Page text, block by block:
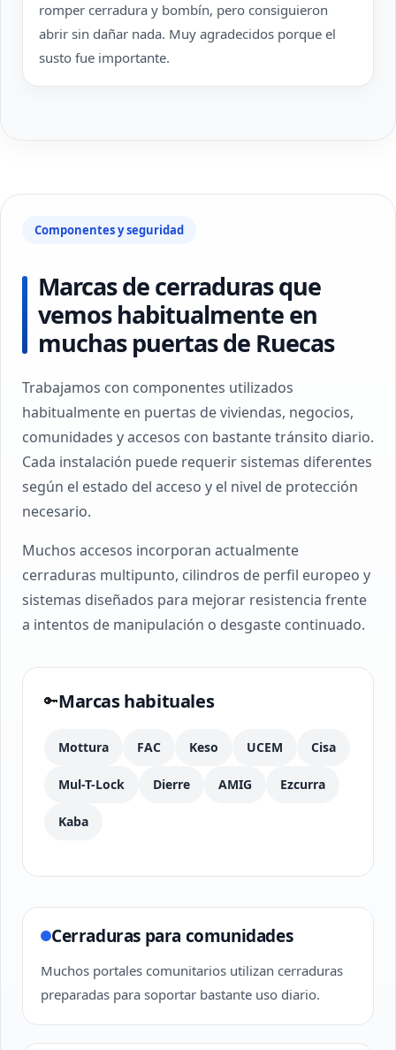
romper cerradura y bombín, pero consiguieron
abrir sin dañar nada. Muy agradecidos porque el
susto fue importante.
Componentes y seguridad
Marcas de cerraduras que
vemos habitualmente en
muchas puertas de Ruecas
Trabajamos con componentes utilizados
habitualmente en puertas de viviendas, negocios,
comunidades y accesos con bastante tránsito diario.
Cada instalación puede requerir sistemas diferentes
según el estado del acceso y el nivel de protección
necesario.
Muchos accesos incorporan actualmente
cerraduras multipunto, cilindros de perfil europeo y
sistemas diseñados para mejorar resistencia frente
a intentos de manipulación o desgaste continuado.
🔑Marcas habituales
Mottura FAC Keso UCEM Cisa
Mul-T-Lock Dierre AMIG Ezcurra
Kaba
Cerraduras para comunidades
Muchos portales comunitarios utilizan cerraduras
preparadas para soportar bastante uso diario.